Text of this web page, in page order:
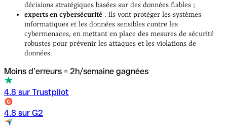
décisions stratégiques basées sur des données fiables ;
experts en cybersécurité : ils vont protéger les systèmes
informatiques et les données sensibles contre les
cybermenaces, en mettant en place des mesures de sécurité
robustes pour prévenir les attaques et les violations de
données.
Moins d’erreurs = 2h/semaine gagnées
4.8 sur Trustpilot
4.8 sur G2